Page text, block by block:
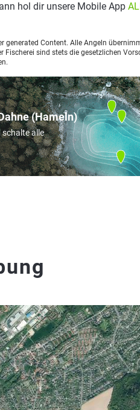
(Hameln)
schalte alle
hol dir unsere Mobile App
generated Content. Alle Angeln
Fischerei sind stets die gesetzlichen